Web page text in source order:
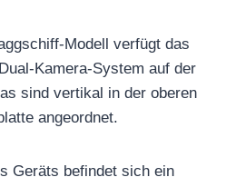
Modell verfügt das
Kamera-System auf der
sind vertikal in der oberen
angeordnet.
Geräts befindet sich ein